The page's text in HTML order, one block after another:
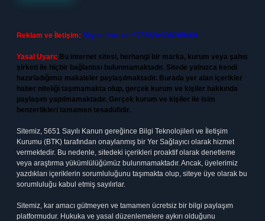
Reklam ve İletişim: Skype: live:.cid.575569c608265c69
Yasal Uyarı: Bu internet sitesi, herhangi bir marka, kurum veya şahıs
şirketi ile hiçbir bağlantısı bulunmamaktadır. Sitede yalnızca kendi
hazırladığımız makaleler paylaşılmaktadır. Burada yer alan içerikler
haber niteliği taşımamakta olup, gerçek kurum ve kişiler hakkında
paylaşım yapılmamaktadır. Gerçek kurum ve kişiler ile isim
benzerlikleri tamamen tesadüfidir.
Sitemiz, 5651 Sayılı Kanun gereğince Bilgi Teknolojileri ve İletişim
Kurumu (BTK) tarafından onaylanmış bir Yer Sağlayıcı olarak hizmet
vermektedir. Bu nedenle, sitedeki içerikleri proaktif olarak denetleme
veya araştırma yükümlülüğümüz bulunmamaktadır. Ancak, üyelerimiz
yazdıkları içeriklerin sorumluluğunu taşımakta olup, siteye üye olarak bu
sorumluluğu kabul etmiş sayılırlar.
Sitemiz, kar amacı gütmeyen ve tamamen ücretsiz bir bilgi paylaşım
platformudur. Hukuka ve yasal düzenlemelere aykırı olduğunu